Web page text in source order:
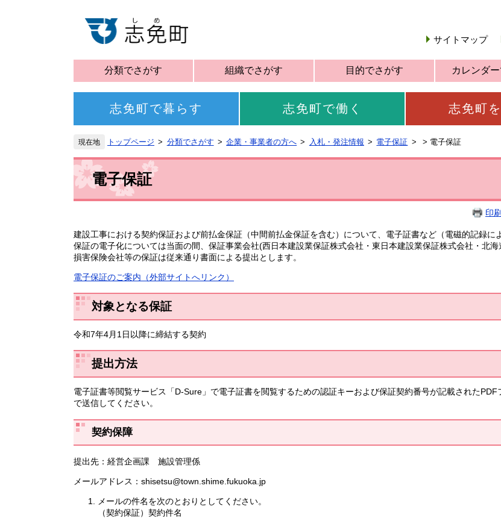
サイトマップ
分類でさがす 組織でさがす 目的でさがす カレンダ
志免町で暮らす 志免町で働く 志免町
トップページ 分類でさがす 企業・事業者の方へ 入札・発注情報 電子保証 > 電子保証
電子保証
印
建設工事における契約保証および前払金保証（中間前払金保証を含む）について、電子証書など（電磁的記録に
保証の電子化については当面の間、保証事業会社(西日本建設業保証株式会社・東日本建設業保証株式会社・北
損害保険会社等の保証は従来通り書面による提出とします。
電子保証のご案内（外部サイトへリンク）
対象となる保証
令和7年4月1日以降に締結する契約
提出方法
電子証書等閲覧サービス「D-Sure」で電子証書を閲覧するための認証キーおよび保証契約番号が記載された
で送信してください。
契約保障
提出先：経営企画課 施設管理係
メールアドレス：shisetsu@town.shime.fukuoka.jp
メールの件名を次のとおりとしてください。
（契約保証）契約件名